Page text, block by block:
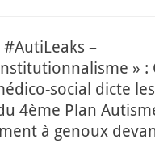
#AutiLeaks –
» :
social dicte les
4ème Plan
à genoux